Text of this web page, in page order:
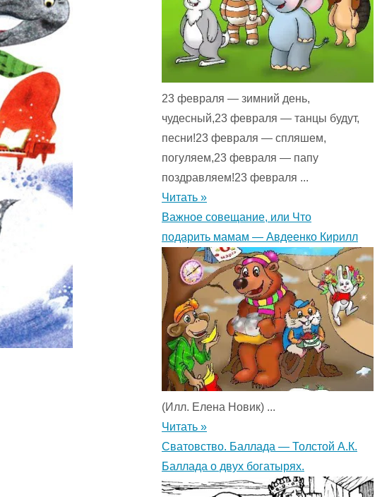
23 февраля — зимний день,
чудесный,23 февраля — танцы будут,
песни!23 февраля — спляшем,
погуляем,23 февраля — папу
поздравляем!23 февраля ...
Читать »
Важное совещание, или Что
подарить мамам — Авдеенко Кирилл
(Илл. Елена Новик) ...
Читать »
Сватовство. Баллада — Толстой А.К.
Баллада о двух богатырях.